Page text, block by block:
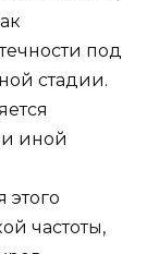
под
стадии.
иной
этого
частоты,